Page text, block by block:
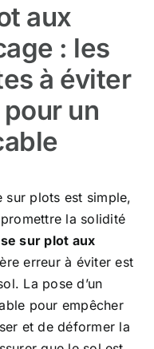
aux
: les
à éviter
un
sur plots est simple,
la solidité
sur plot aux
erreur à éviter est
La pose d’un
pour empêcher
et de déformer la